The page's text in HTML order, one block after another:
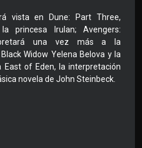
vista en Dune: Part Three,
princesa Irulan; Avengers:
una vez más a la
Widow Yelena Belova y la
of Eden, la interpretación
novela de John Steinbeck.